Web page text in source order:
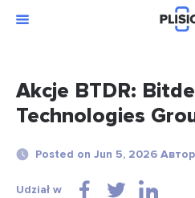
Akcje BTDR:
Technologies
Posted on Jun 5, 2026
Udział w